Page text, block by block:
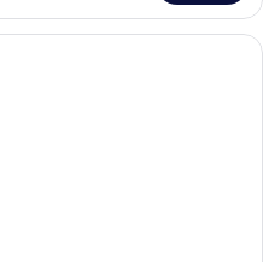
Una habitación de hotel con una